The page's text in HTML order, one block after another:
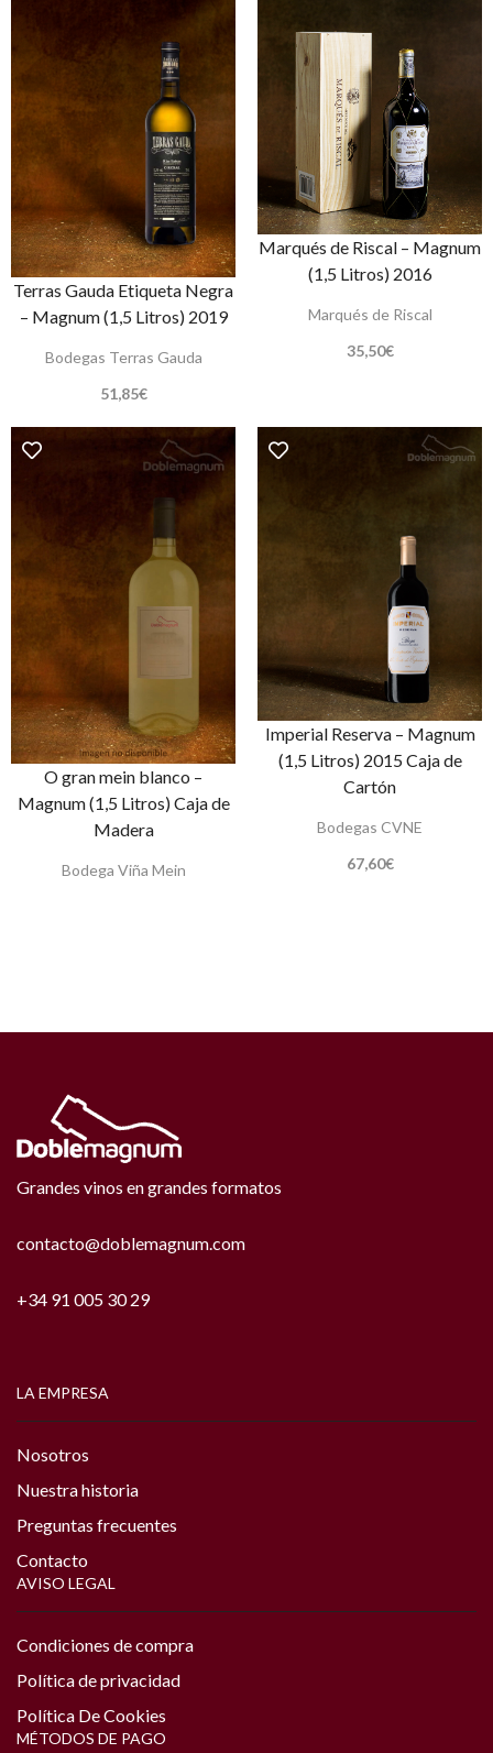
Terras Gauda Etiqueta Negra
– Magnum (1,5 Litros) 2019
Bodegas Terras Gauda
51,85€
Marqués de Riscal – Magnum
(1,5 Litros) 2016
Marqués de Riscal
35,50€
O gran mein blanco –
Magnum (1,5 Litros) Caja de
Madera
Bodega Viña Mein
Imperial Reserva – Magnum
(1,5 Litros) 2015 Caja de
Cartón
Bodegas CVNE
67,60€
Grandes vinos en grandes formatos
contacto@doblemagnum.com
+34 91 005 30 29
LA EMPRESA
Nosotros
Nuestra historia
Preguntas frecuentes
Contacto
AVISO LEGAL
Condiciones de compra
Política de privacidad
Política De Cookies
MÉTODOS DE PAGO